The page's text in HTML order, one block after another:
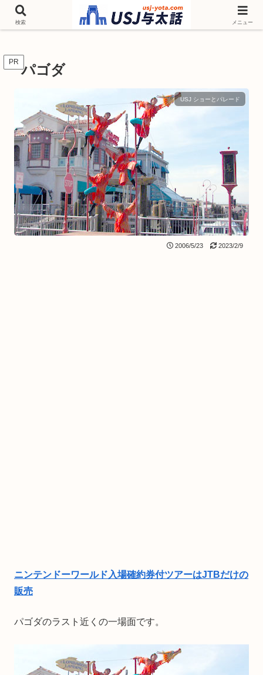
チケットやシーズンイベント ニンテンドーワールド アトラクションなどユニ
バを歩いて情報収集しています
PR パゴダ
USJ ショーとパレード
2006/5/23 2023/2/9
ニンテンドーワールド入場確約券付ツアーはJTBだけの
販売
パゴダのラスト近くの一場面です。
検索 メニュー